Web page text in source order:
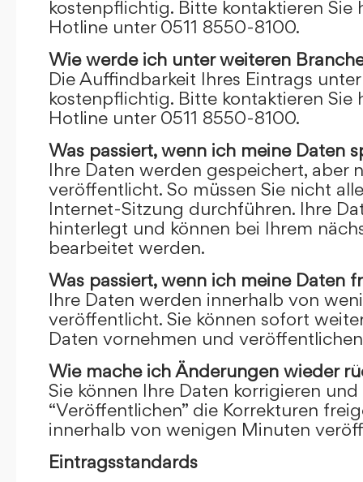
kostenpflichtig. Bitte kontaktieren Sie
Hotline unter 0511 8550-8100.
Wie werde ich unter weiteren
Die Auffindbarkeit Ihres Eintrags
kostenpflichtig. Bitte kontaktieren Sie
Hotline unter 0511 8550-8100.
Was passiert, wenn ich meine Daten
Ihre Daten werden gespeichert, aber
veröffentlicht. So müssen Sie nicht
Internet-Sitzung durchführen. Ihre
hinterlegt und können bei Ihrem
bearbeitet werden.
Was passiert, wenn ich meine Daten
Ihre Daten werden innerhalb von
veröffentlicht. Sie können sofort
Daten vornehmen und
Wie mache ich Änderungen wieder
Sie können Ihre Daten korrigieren
“Veröffentlichen” die Korrekturen
innerhalb von wenigen Minuten
Eintragsstandards